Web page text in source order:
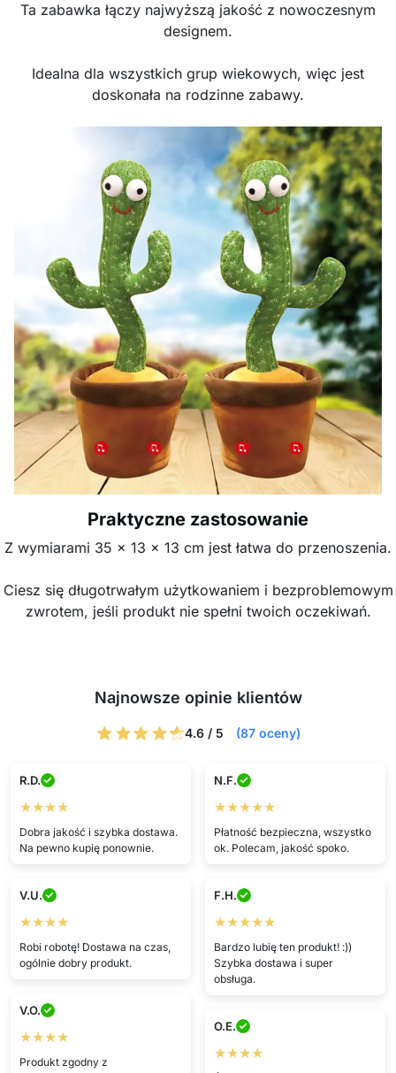
Ta zabawka łączy najwyższą jakość z nowoczesnym
designem.
Idealna dla wszystkich grup wiekowych, więc jest
doskonała na rodzinne zabawy.
Praktyczne zastosowanie
Z wymiarami 35 x 13 x 13 cm jest łatwa do przenoszenia.
Ciesz się długotrwałym użytkowaniem i bezproblemowym
zwrotem, jeśli produkt nie spełni twoich oczekiwań.
Najnowsze opinie klientów
4.6 / 5 (87 oceny)
R.D.
★★★★
Dobra jakość i szybka dostawa.
Na pewno kupię ponownie.
N.F.
★★★★★
Płatność bezpieczna, wszystko
ok. Polecam, jakość spoko.
V.U.
★★★★
Robi robotę! Dostawa na czas,
ogólnie dobry produkt.
F.H.
★★★★★
Bardzo lubię ten produkt! :))
Szybka dostawa i super
obsługa.
V.O.
★★★★
Produkt zgodny z
O.E.
★★★★